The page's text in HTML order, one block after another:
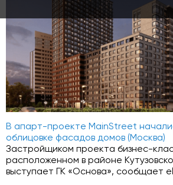
В апарт-проекте MainStreet
облицовке фасадов домов (Москва)
Застройщиком проекта бизнес-
расположенном в районе
выступает ГК «Основа», сообщает